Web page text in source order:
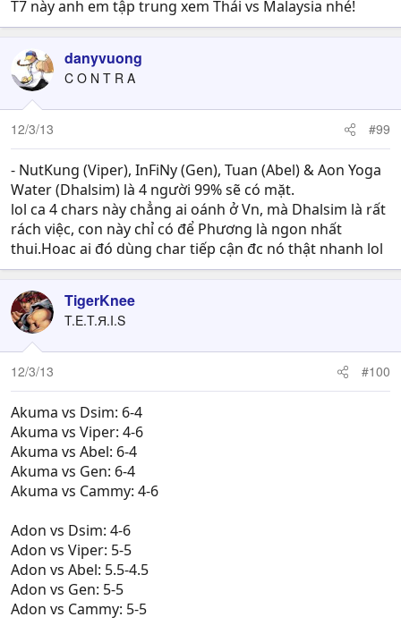
T7 này anh em tập trung xem Thái vs Malaysia nhé!
danyvuong
C O N T R A
12/3/13 #99
- NutKung (Viper), InFiNy (Gen), Tuan (Abel) & Aon Yoga
Water (Dhalsim) là 4 người 99% sẽ có mặt.
lol ca 4 chars này chẳng ai oánh ở Vn, mà Dhalsim là rất
rách việc, con này chỉ có để Phương là ngon nhất
thui.Hoac ai đó dùng char tiếp cận đc nó thật nhanh lol
TigerKnee
T.E.T.Я.I.S
12/3/13 #100
Akuma vs Dsim: 6-4
Akuma vs Viper: 4-6
Akuma vs Abel: 6-4
Akuma vs Gen: 6-4
Akuma vs Cammy: 4-6
Adon vs Dsim: 4-6
Adon vs Viper: 5-5
Adon vs Abel: 5.5-4.5
Adon vs Gen: 5-5
Adon vs Cammy: 5-5